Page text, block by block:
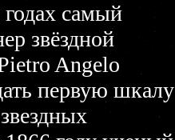
самый
звёздной
Angelo
первую шкалу